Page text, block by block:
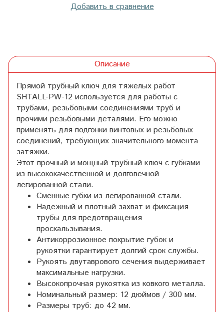
Добавить в сравнение
Описание
Прямой трубный ключ для тяжелых работ
SHTALL-PW-12 используется для работы с
трубами, резьбовыми соединениями труб и
прочими резьбовыми деталями. Его можно
применять для подгонки винтовых и резьбовых
соединений, требующих значительного момента
затяжки.
Этот прочный и мощный трубный ключ с губками
из высококачественной и долговечной
легированной стали.
Сменные губки из легированной стали.
Надежный и плотный захват и фиксация
трубы для предотвращения
проскальзывания.
Антикоррозионное покрытие губок и
рукоятки гарантирует долгий срок службы.
Рукоять двутаврового сечения выдерживает
максимальные нагрузки.
Высокопрочная рукоятка из ковкого металла.
Номинальный размер: 12 дюймов / 300 мм.
Размеры труб: до 42 мм.